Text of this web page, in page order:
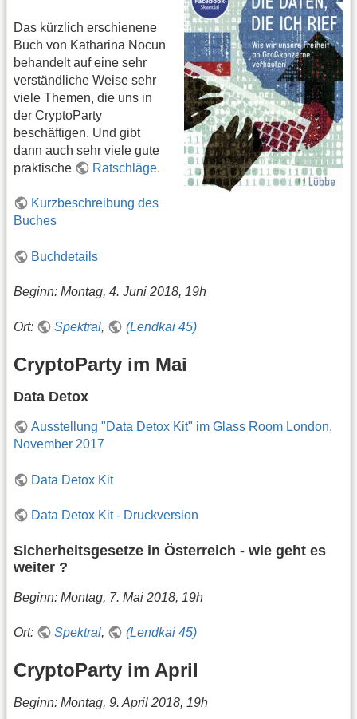
Das kürzlich erschienene
Buch von Katharina Nocun
behandelt auf eine sehr
verständliche Weise sehr
viele Themen, die uns in
der CryptoParty
beschäftigen. Und gibt
dann auch sehr viele gute
praktische
Ratschläge.
Kurzbeschreibung des
Buches
Buchdetails
Beginn: Montag, 4. Juni 2018, 19h
Ort: Spektral, (Lendkai 45)
CryptoParty im Mai
Data Detox
Ausstellung "Data Detox Kit" im Glass Room London,
November 2017
Data Detox Kit
Data Detox Kit - Druckversion
Sicherheitsgesetze in Österreich - wie geht es
weiter ?
Beginn: Montag, 7. Mai 2018, 19h
Ort: Spektral, (Lendkai 45)
CryptoParty im April
Beginn: Montag, 9. April 2018, 19h